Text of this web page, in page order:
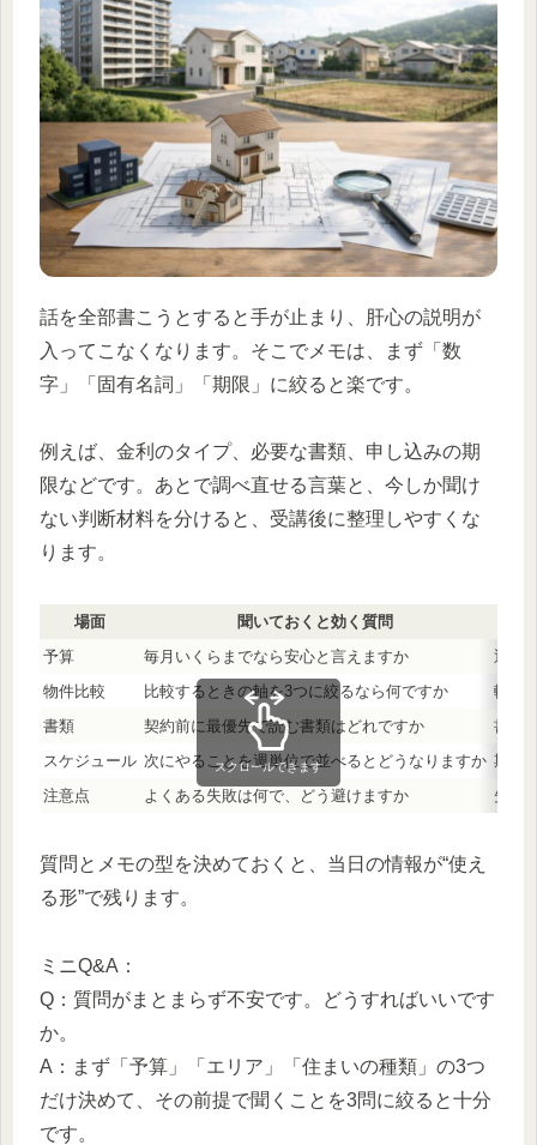
話を全部書こうとすると手が止まり、肝心の説明が
入ってこなくなります。そこでメモは、まず「数
字」「固有名詞」「期限」に絞ると楽です。
例えば、金利のタイプ、必要な書類、申し込みの期
限などです。あとで調べ直せる言葉と、今しか聞け
ない判断材料を分けると、受講後に整理しやすくな
ります。
場面 聞いておくと効く質問
予算
毎月いくらまでなら安心と言えますか
返済
物件比較
比較するときの軸を3つに絞るなら何ですか
軸の
書類
契約前に最優先で読む書類はどれですか
書類
スケジュール 次にやることを週単位で並べるとどうなりますか 期限
注意点
よくある失敗は何で、どう避けますか 失敗
スクロールできます
質問とメモの型を決めておくと、当日の情報が“使え
る形”で残ります。
ミニQ&A：
Q：質問がまとまらず不安です。どうすればいいです
か。
A：まず「予算」「エリア」「住まいの種類」の3つ
だけ決めて、その前提で聞くことを3問に絞ると十分
です。